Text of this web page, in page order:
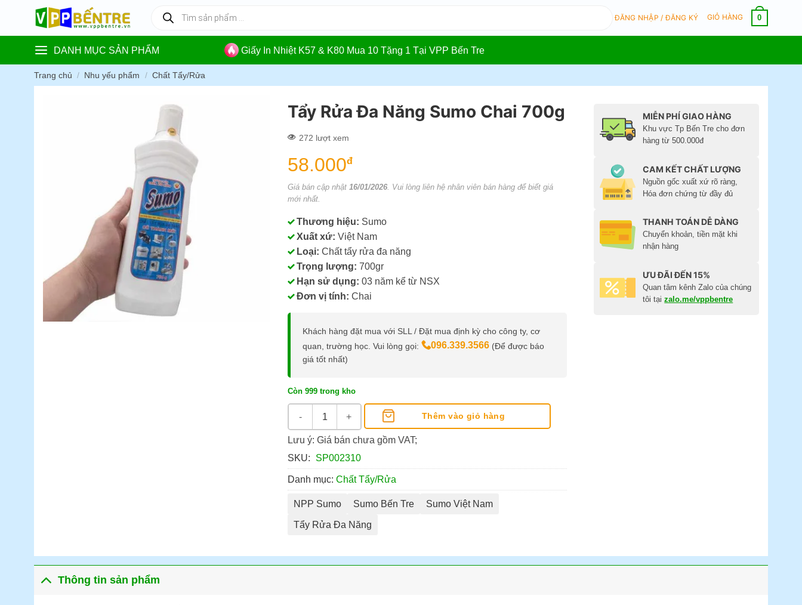
content
kiếm
phẩm
ĐĂNG NHẬP / ĐĂNG KÝ GIỎ HÀNG 0
DANH MỤC SẢN PHẨM Giấy In Nhiệt K57 & K80 Mua 10 Tặng 1 Tại VPP Bến Tre
Trang chủ / Nhu yếu phẩm / Chất Tẩy/Rửa
Tẩy Rửa Đa Năng Sumo Chai 700g
272 lượt xem
58.000đ
Giá bán cập nhật 16/01/2026 . Vui lòng liên hệ nhân viên bán hàng để biết giá
mới nhất.
Thương hiệu: Sumo
Xuất xứ: Việt Nam
Loại: Chất tẩy rửa đa năng
Trọng lượng: 700gr
Hạn sử dụng: 03 năm kể từ NSX
Đơn vị tính: Chai
Khách hàng đặt mua với SLL / Đặt mua định kỳ cho công ty, cơ
quan, trường học. Vui lòng gọi:
096.339.3566 (Để được báo
giá tốt nhất)
Còn 999 trong kho
Tẩy Rửa Đa Năng Sumo Chai 700g số lượng
Thêm vào giỏ hàng
Lưu ý: Giá bán chưa gồm VAT;
SKU:
SP002310
Danh mục: Chất Tẩy/Rửa
NPP Sumo Sumo Bến Tre Sumo Việt Nam
Tẩy Rửa Đa Năng
MIỄN PHÍ GIAO HÀNG
Khu vực Tp Bến Tre cho đơn
hàng từ 500.000đ
CAM KẾT CHẤT LƯỢNG
Nguồn gốc xuất xứ rõ ràng,
Hóa đơn chứng từ đầy đủ
THANH TOÁN DỄ DÀNG
Chuyển khoản, tiền mặt khi
nhận hàng
ƯU ĐÃI ĐẾN 15%
Quan tâm kênh Zalo của chúng
tôi tạizalo.me/vppbentre
Thông tin sản phẩm